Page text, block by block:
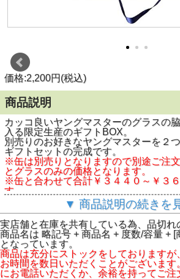
価格:2,200円(税込)
商品説明
カッコ良いヤングマスターのグラスの
入る限定生産のギフトBOX。
別売りのお好きなヤングマスターを２
ギフトセットの完成です。
※缶は別売りとなりますので別途ご注
とグラスのみの価格となります。
※缶と合わせて合計￥３４４０～￥３
す。
【ヤングマスター（少爺）】
２０１３年１２⽉に⾹港の南⾹港島に
ンであった創始者ロイが、『⼯廠少爺
那=ヤングマスター）という⾹港映画か
けネーミングし創業したブルワリー。
アジアで最も評価が⾼く、最も受賞歴
醸造所の1つ。
▼ 商品説明の続きを
実店舗と在庫を共有している為、品切れ
商品名は 略記号 + 商品名 + 度数/容量 + [
となっています。
商品は充分にストックをしておりますが
お時間を数日いただくことがございま
にお電話いただくか、余裕を持ってご注